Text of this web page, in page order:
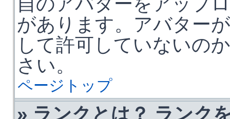
があります。アバター
して許可していないの
さい。
ページトップ
» ランクとは？ ランク